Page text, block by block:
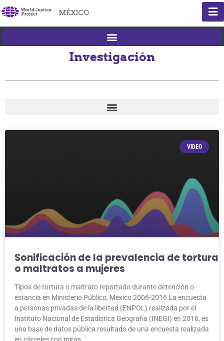
Investigación
VIDEO
Sonificación de la prevalencia de tortura
o maltratos a mujeres
Tipos de tortura o maltrato reportado durante detención o
estancia en Ministerio Público, Mexico 2006-2016 La encuesta
a personas privadas de la libertad (ENPOL) realizada por el
Instituto Nacional de Estadística Geografía (INEGI) en 2016, es
una base de datos pública resultado de una encuesta realizada